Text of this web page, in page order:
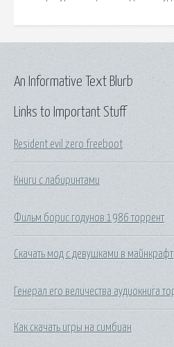
Links to Important Stuff
Resident evil zero freeboot
Книги с лабиринтами
Фильм борис годунов 1986 торрент
Скачать мод с девушками в майнкрафт
Генерал его величества аудиокнига
Как скачать игры на симбиан
An Informative Text Blurb